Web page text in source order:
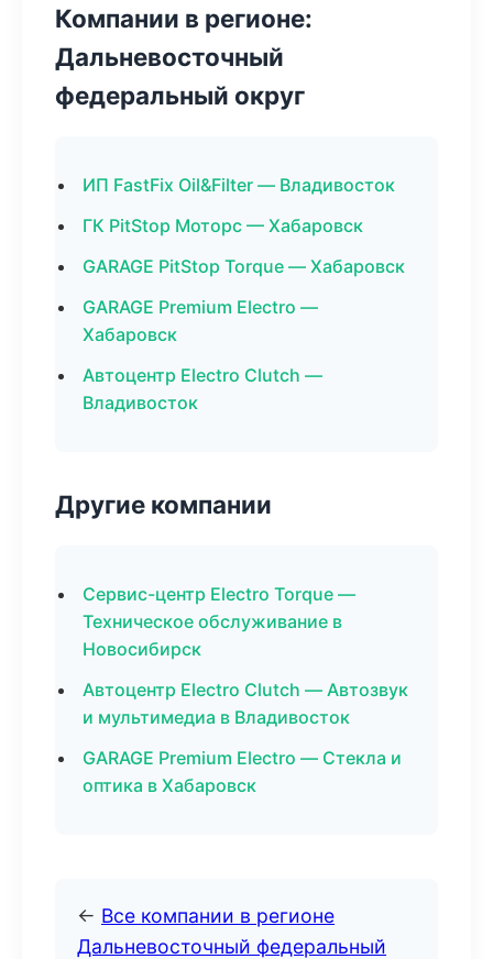
Компании в регионе:
Дальневосточный
федеральный округ
ИП FastFix Oil&Filter — Владивосток
ГК PitStop Моторс — Хабаровск
GARAGE PitStop Torque — Хабаровск
GARAGE Premium Electro —
Хабаровск
Автоцентр Electro Clutch —
Владивосток
Другие компании
Сервис-центр Electro Torque —
Техническое обслуживание в
Новосибирск
Автоцентр Electro Clutch — Автозвук
и мультимедиа в Владивосток
GARAGE Premium Electro — Стекла и
оптика в Хабаровск
← Все компании в регионе
Дальневосточный федеральный